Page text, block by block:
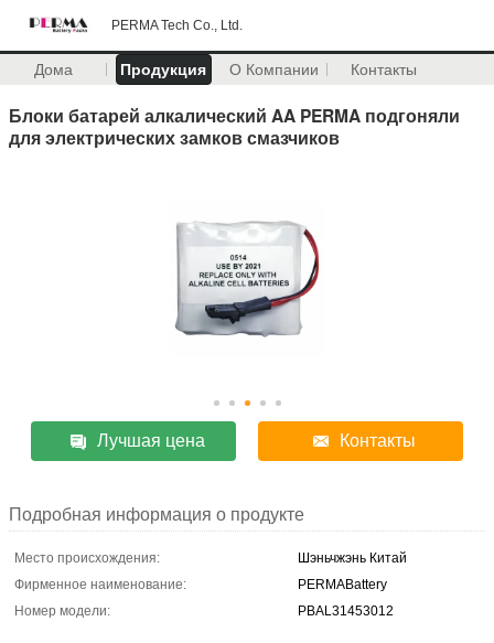
PERMA Tech Co., Ltd.
Дома Продукция О Компании Контакты
Блоки батарей алкалический AA PERMA подгоняли
для электрических замков смазчиков
Лучшая цена Контакты
Подробная информация о продукте
Место происхождения:
Шэньчжэнь Китай
Фирменное наименование:
PERMABattery
Номер модели:
PBAL31453012